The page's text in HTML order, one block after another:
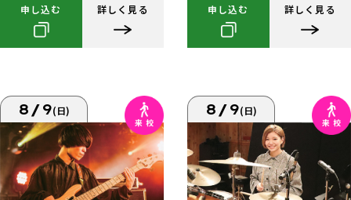
申し込む 詳しく見る 申し込む 詳しく見る
8/9(日) 8/9(日)